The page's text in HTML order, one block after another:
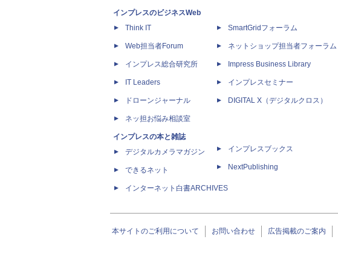
インプレスのビジネスWeb
Think IT
Web担当者Forum
インプレス総合研究所
IT Leaders
ドローンジャーナル
ネッ担お悩み相談室
インプレスの本と雑誌
デジタルカメラマガジン
できるネット
インターネット白書ARCHIVES
SmartGridフォーラム
ネットショップ担当者フォーラム
Impress Business Library
インプレスセミナー
DIGITAL X（デジタルクロス）
インプレスブックス
NextPublishing
本サイトのご利用について お問い合わせ 広告掲載のご案内